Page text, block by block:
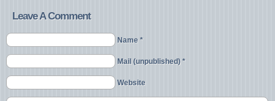
Leave A Comment
Name *
Mail (unpublished) *
Website